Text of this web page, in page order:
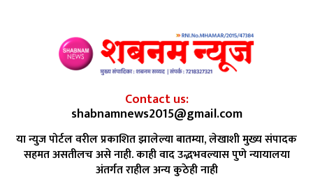
Contact us:
shabnamnews2015@gmail.com
या न्युज पोर्टल वरील प्रकाशित झालेल्या बातम्या, लेखाशी मुख्य संपादक
सहमत असतीलच असे नाही. काही वाद उद्भभवल्यास पुणे न्यायालया
अंतर्गत राहील अन्य कुठेही नाही